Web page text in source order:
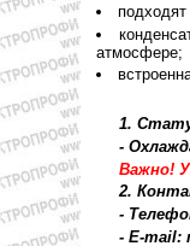
атмосфере;
1.
-
Важно!
2.
-
- E-mail: